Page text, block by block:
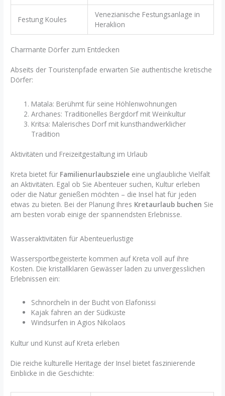
Festung Koules
Venezianische Festungsanlage in
Heraklion
Charmante Dörfer zum Entdecken
Abseits der Touristenpfade erwarten Sie authentische kretische
Dörfer:
Matala: Berühmt für seine Höhlenwohnungen
Archanes: Traditionelles Bergdorf mit Weinkultur
Kritsa: Malerisches Dorf mit kunsthandwerklicher
Tradition
Aktivitäten und Freizeitgestaltung im Urlaub
Kreta bietet für Familienurlaubsziele eine unglaubliche Vielfalt
an Aktivitäten. Egal ob Sie Abenteuer suchen, Kultur erleben
oder die Natur genießen möchten – die Insel hat für jeden
etwas zu bieten. Bei der Planung Ihres Kretaurlaub buchen Sie
am besten vorab einige der spannendsten Erlebnisse.
Wasseraktivitäten für Abenteuerlustige
Wassersportbegeisterte kommen auf Kreta voll auf ihre
Kosten. Die kristallklaren Gewässer laden zu unvergesslichen
Erlebnissen ein:
Schnorcheln in der Bucht von Elafonissi
Kajak fahren an der Südküste
Windsurfen in Agios Nikolaos
Kultur und Kunst auf Kreta erleben
Die reiche kulturelle Heritage der Insel bietet faszinierende
Einblicke in die Geschichte: